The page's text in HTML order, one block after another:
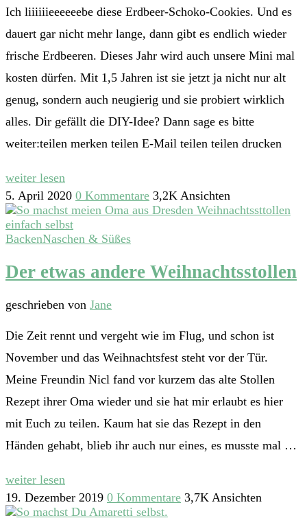
Ich liiiiiieeeeeebe diese Erdbeer-Schoko-Cookies. Und es
dauert gar nicht mehr lange, dann gibt es endlich wieder
frische Erdbeeren. Dieses Jahr wird auch unsere Mini mal
kosten dürfen. Mit 1,5 Jahren ist sie jetzt ja nicht nur alt
genug, sondern auch neugierig und sie probiert wirklich
alles. Dir gefällt die DIY-Idee? Dann sage es bitte
weiter:teilen merken teilen E-Mail teilen teilen drucken
weiter lesen
5. April 2020 0 Kommentare 3,2K Ansichten
BackenNaschen & Süßes
Der etwas andere Weihnachtsstollen
geschrieben von Jane
Die Zeit rennt und vergeht wie im Flug, und schon ist
November und das Weihnachtsfest steht vor der Tür.
Meine Freundin Nicl fand vor kurzem das alte Stollen
Rezept ihrer Oma wieder und sie hat mir erlaubt es hier
mit Euch zu teilen. Kaum hat sie das Rezept in den
Händen gehabt, blieb ihr auch nur eines, es musste mal …
weiter lesen
19. Dezember 2019 0 Kommentare 3,7K Ansichten